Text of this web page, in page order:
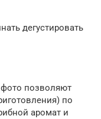
дегустировать
позволяют
по
аромат и